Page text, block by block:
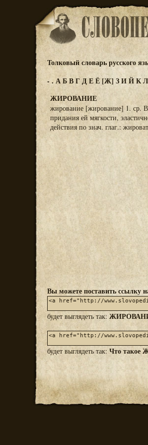
Толковый словарь русского
-. АБВГДЕЁ [Ж] ЗИЙКЛ
ЖИРОВАНИЕ
жирование [жирование] 1. ср.
придания ей мягкости,
действия по знач. глаг.:
Вы можете поставить ссылку
будет выглядеть так:
будет выглядеть так: Что